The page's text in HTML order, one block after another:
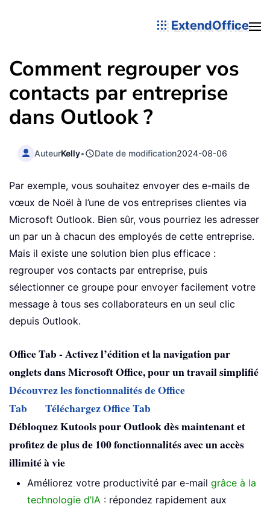
ExtendOffice
Comment regrouper vos
contacts par entreprise
dans Outlook ?
AuteurKelly• Date de modification2024-08-06
Par exemple, vous souhaitez envoyer des e-mails de
vœux de Noël à l’une de vos entreprises clientes via
Microsoft Outlook. Bien sûr, vous pourriez les adresser
un par un à chacun des employés de cette entreprise.
Mais il existe une solution bien plus efficace :
regrouper vos contacts par entreprise, puis
sélectionner ce groupe pour envoyer facilement votre
message à tous ses collaborateurs en un seul clic
depuis Outlook.
Office Tab - Activez l’édition et la navigation par
onglets dans Microsoft Office, pour un travail simplifié
Découvrez les fonctionnalités de Office
Tab
Téléchargez Office Tab
Débloquez Kutools pour Outlook dès maintenant et
profitez de plus de 100 fonctionnalités avec un accès
illimité à vie
Améliorez votre productivité par e-mail grâce à la
technologie d’IA : répondez rapidement aux